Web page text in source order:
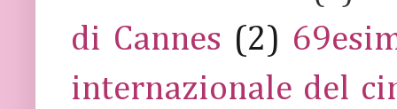
di Cannes (2)
internazionale del